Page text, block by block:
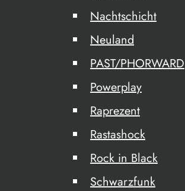
Nachtschicht
Neuland
PAST/PHORWARD
Powerplay
Raprezent
Rastashock
Rock in Black
Schwarzfunk